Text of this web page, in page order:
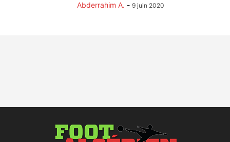
Abderrahim A. - 9 juin 2020